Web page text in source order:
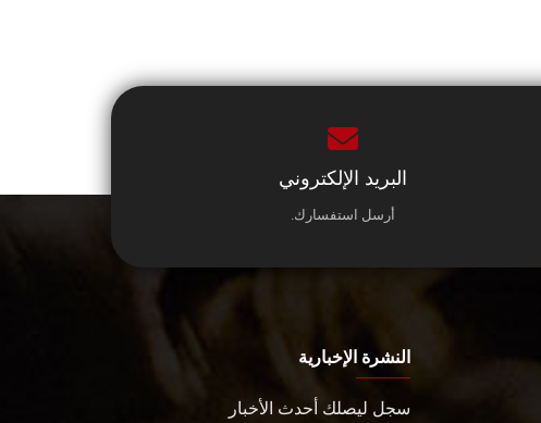
البريد الإلكتروني
أرسل استفسارك.
النشرة الإخبارية
سجل ليصلك أحدث الأخبار